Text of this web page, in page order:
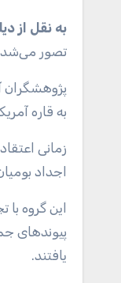
به نقل از
تصور می‌شد
پژوهشگران
به قاره
زمانی
اجداد
این گروه
پیوندهای
یافتند.